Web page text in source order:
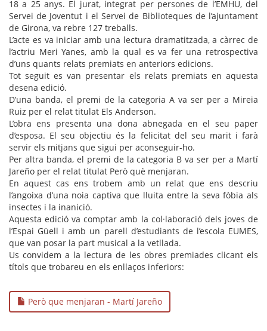
18 a 25 anys. El jurat, integrat per persones de l’EMHU, del
Servei de Joventut i el Servei de Biblioteques de l’ajuntament
de Girona, va rebre 127 treballs.
L’acte es va iniciar amb una lectura dramatitzada, a càrrec de
l’actriu Meri Yanes, amb la qual es va fer una retrospectiva
d’uns quants relats premiats en anteriors edicions.
Tot seguit es van presentar els relats premiats en aquesta
desena edició.
D’una banda, el premi de la categoria A va ser per a Mireia
Ruiz per el relat titulat Els Anderson.
L’obra ens presenta una dona abnegada en el seu paper
d’esposa. El seu objectiu és la felicitat del seu marit i farà
servir els mitjans que sigui per aconseguir-ho.
Per altra banda, el premi de la categoria B va ser per a Martí
Jareño per el relat titulat Però què menjaran.
En aquest cas ens trobem amb un relat que ens descriu
l’angoixa d’una noia captiva que lluita entre la seva fòbia als
insectes i la inanició.
Aquesta edició va comptar amb la col·laboració dels joves de
l’Espai Güell i amb un parell d’estudiants de l’escola EUMES,
que van posar la part musical a la vetllada.
Us convidem a la lectura de les obres premiades clicant els
títols que trobareu en els enllaços inferiors:
Però que menjaran - Martí Jareño